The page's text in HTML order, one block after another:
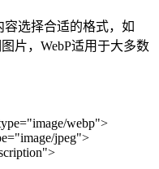
容选择合适的格式，如
片，WebP适用于大多数
webp">
jpeg">